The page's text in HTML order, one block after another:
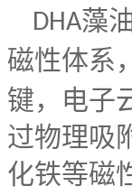
DHA藻
磁性体系
键，电子
过物理吸
化铁等磁